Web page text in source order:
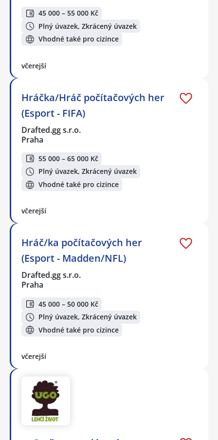
45 000 – 55 000 Kč
Plný úvazek, Zkrácený úvazek
Vhodné také pro cizince
včerejší
Hráčka/Hráč počítačových her
(Esport - FIFA)
Drafted.gg s.r.o.
Praha
55 000 – 65 000 Kč
Plný úvazek, Zkrácený úvazek
Vhodné také pro cizince
včerejší
Hráč/ka počítačových her
(Esport - Madden/NFL)
Drafted.gg s.r.o.
Praha
45 000 – 50 000 Kč
Plný úvazek, Zkrácený úvazek
Vhodné také pro cizince
včerejší